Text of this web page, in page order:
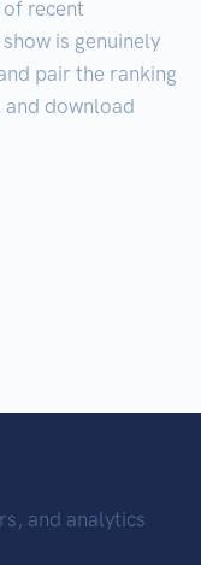
of recent
is genuinely
pair the ranking
download
and analytics